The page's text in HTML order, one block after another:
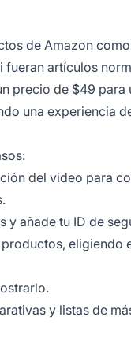
de Amazon
artículos
precio de $49 para
una experiencia
del video para
y añade tu ID de
y listas de